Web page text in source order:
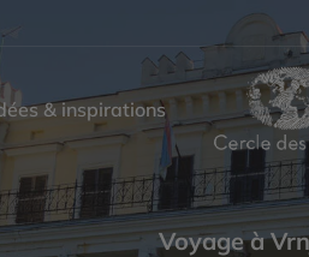
& inspirations
Voyage à